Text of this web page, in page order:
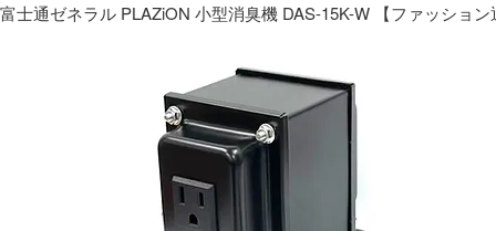
富士通ゼネラル PLAZiON 小型消臭機 DAS-15K-W 【ファッション